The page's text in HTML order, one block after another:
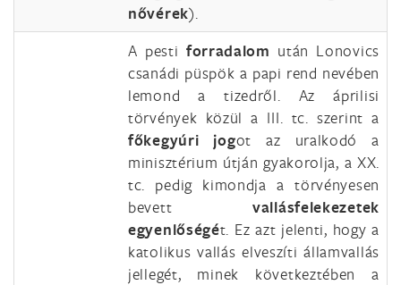
nővérek).
A pesti forradalom után Lonovics
csanádi püspök a papi rend nevében
lemond a tizedről. Az áprilisi
törvények közül a III. tc. szerint a
főkegyúri jogot az uralkodó a
minisztérium útján gyakorolja, a XX.
tc. pedig kimondja a törvényesen
bevettvallásfelekezetek
egyenlőségét. Ez azt jelenti, hogy a
katolikus vallás elveszíti államvallás
jellegét, minek következtében a